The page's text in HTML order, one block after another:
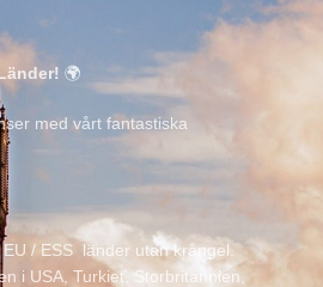
🌍
med vårt fantastiska
EU / ESS länder utan krångel.
i USA, Turkiet, Storbritannien,